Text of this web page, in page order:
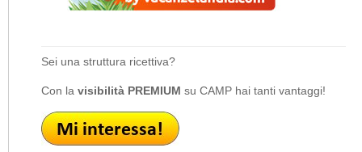
Sei una struttura ricettiva?
Con la visibilità PREMIUM su CAMP hai tanti vantaggi!